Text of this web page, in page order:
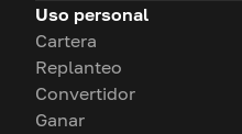
Uso personal
Cartera
Replanteo
Convertidor
Ganar